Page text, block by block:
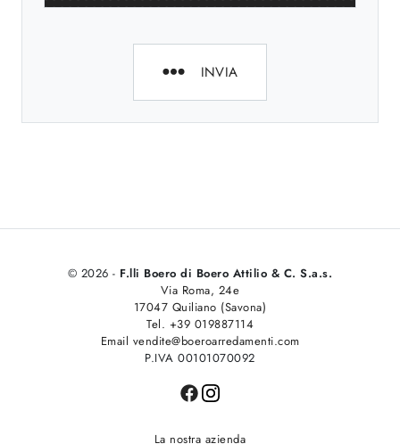
INVIA
© 2026 - F.lli Boero di Boero Attilio & C. S.a.s.
Via Roma, 24e
17047 Quiliano (Savona)
Tel. +39 019887114
Email vendite@boeroarredamenti.com
P.IVA 00101070092
La nostra azienda